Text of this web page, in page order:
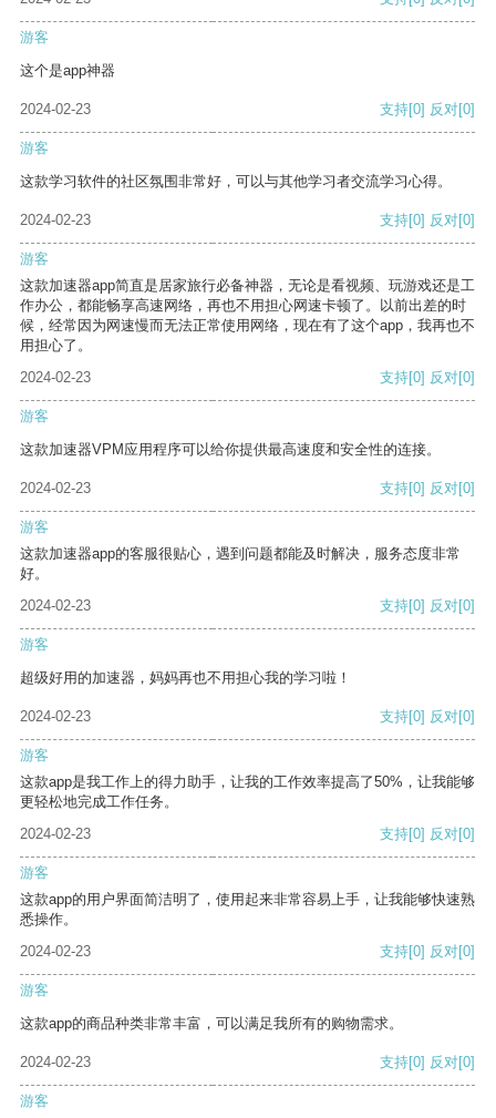
游客
这个是app神器
2024-02-23 支持[0] 反对[0]
游客
这款学习软件的社区氛围非常好，可以与其他学习者交流学习心得。
2024-02-23 支持[0] 反对[0]
游客
这款加速器app简直是居家旅行必备神器，无论是看视频、玩游戏还是工
作办公，都能畅享高速网络，再也不用担心网速卡顿了。以前出差的时
候，经常因为网速慢而无法正常使用网络，现在有了这个app，我再也不
用担心了。
2024-02-23
支持[0] 反对[0]
游客
这款加速器VPM应用程序可以给你提供最高速度和安全性的连接。
2024-02-23 支持[0] 反对[0]
游客
这款加速器app的客服很贴心，遇到问题都能及时解决，服务态度非常
好。
2024-02-23
支持[0] 反对[0]
游客
超级好用的加速器，妈妈再也不用担心我的学习啦！
2024-02-23 支持[0] 反对[0]
游客
这款app是我工作上的得力助手，让我的工作效率提高了50%，让我能够
更轻松地完成工作任务。
2024-02-23
支持[0] 反对[0]
游客
这款app的用户界面简洁明了，使用起来非常容易上手，让我能够快速熟
悉操作。
2024-02-23
支持[0] 反对[0]
游客
这款app的商品种类非常丰富，可以满足我所有的购物需求。
2024-02-23 支持[0] 反对[0]
游客